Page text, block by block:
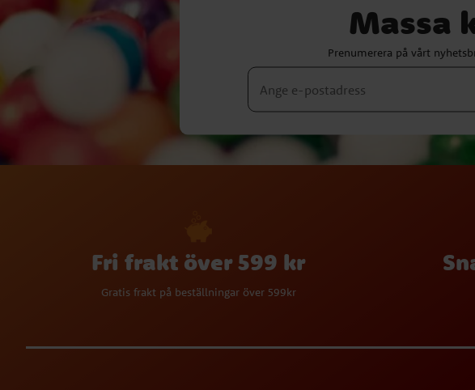
Massa
Prenumerera på vårt
Fri frakt över 599 kr
Gratis frakt på beställningar över 599kr